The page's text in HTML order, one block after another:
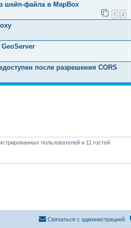
шейп-файла в MapBox
1 2
после разрешения CORS
пользователей и 11 гостей
Связаться с администрацией